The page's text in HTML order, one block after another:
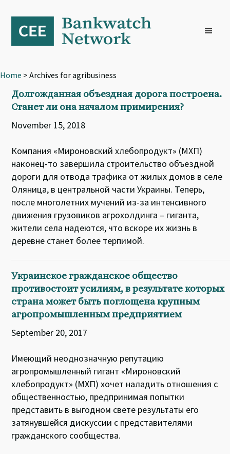
primary
navigation
content
footer
Home > Archives for agribusiness
Долгожданная объездная дорога построена.
Станет ли она началом примирения?
November 15, 2018
Компания «Мироновский хлебопродукт» (MХП)
наконец-то завершила строительство объездной
дороги для отвода трафика от жилых домов в селе
Оляница, в центральной части Украины. Теперь,
после многолетних мучений из-за интенсивного
движения грузовиков агрохолдинга – гиганта,
жители села надеются, что вскоре их жизнь в
деревне станет более терпимой.
Украинское гражданское общество
противостоит усилиям, в результате которых
страна может быть поглощена крупным
агропромышленным предприятием
September 20, 2017
Имеющий неоднозначную репутацию
агропромышленный гигант «Мироновский
хлебопродукт» (МХП) хочет наладить отношения с
общественностью, предпринимая попытки
представить в выгодном свете результаты его
затянувшейся дискуссии с представителями
гражданского сообщества.